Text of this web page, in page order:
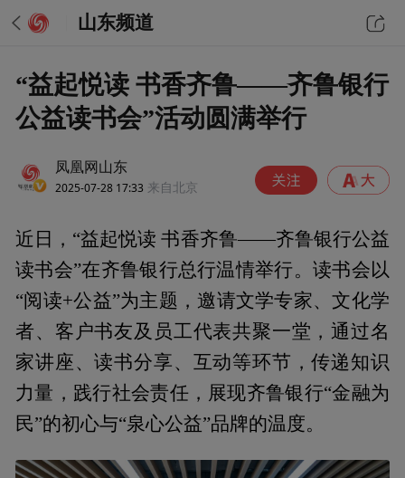
山东频道
“益起悦读 书香齐鲁——齐鲁银行
公益读书会”活动圆满举行
凤凰网山东
2025-07-28 17:33 来自北京
近日，“益起悦读 书香齐鲁——齐鲁银行公益
读书会”在齐鲁银行总行温情举行。读书会以
“阅读+公益”为主题，邀请文学专家、文化学
者、客户书友及员工代表共聚一堂，通过名
家讲座、读书分享、互动等环节，传递知识
力量，践行社会责任，展现齐鲁银行“金融为
民”的初心与“泉心公益”品牌的温度。